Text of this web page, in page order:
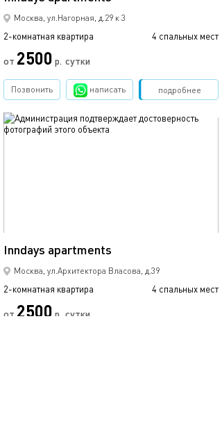
Москва, ул.Нагорная, д.29 к 3
2-комнатная квартира 4 спальных мест
от 2500 р. сутки
подробнее
Позвонить написать Забронировать
Inndays apartments
Москва, ул.Архитектора Власова, д.39
2-комнатная квартира 4 спальных мест
от 2500 р. сутки
обновлено 05.08.2026